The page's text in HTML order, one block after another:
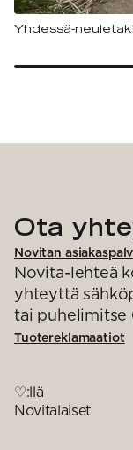
Yhdessä-
Ota
Novitan
Novita-lehteä
yhteyttä
tai puhelimitse
Tuotereklamaatiot
♡:llä
Novitalaiset